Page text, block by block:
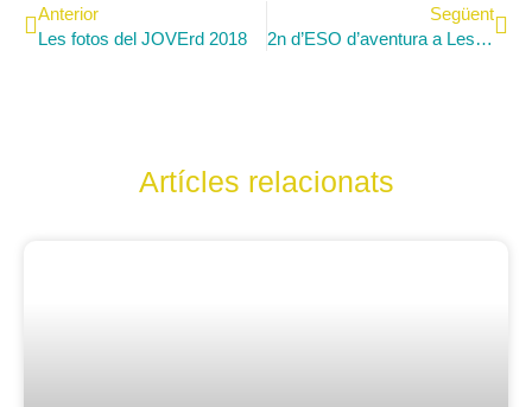
Anterior
Les fotos del JOVErd 2018
Següent
2n d’ESO d’aventura a Les Deus
Artícles relacionats